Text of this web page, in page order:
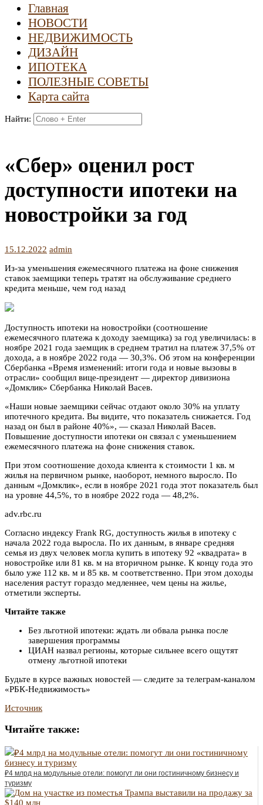
Главная
НОВОСТИ
НЕДВИЖИМОСТЬ
ДИЗАЙН
ИПОТЕКА
ПОЛЕЗНЫЕ СОВЕТЫ
Карта сайта
Найти:
«Сбер» оценил рост
доступности ипотеки на
новостройки за год
15.12.2022 admin
Из-за уменьшения ежемесячного платежа на фоне снижения
ставок заемщики теперь тратят на обслуживание среднего
кредита меньше, чем год назад
Доступность ипотеки на новостройки (соотношение
ежемесячного платежа к доходу заемщика) за год увеличилась: в
ноябре 2021 года заемщик в среднем тратил на платеж 37,5% от
дохода, а в ноябре 2022 года — 30,3%. Об этом на конференции
Сбербанка «Время изменений: итоги года и новые вызовы в
отрасли» сообщил вице-президент — директор дивизиона
«Домклик» Сбербанка Николай Васев.
«Наши новые заемщики сейчас отдают около 30% на уплату
ипотечного кредита. Вы видите, что показатель снижается. Год
назад он был в районе 40%», — сказал Николай Васев.
Повышение доступности ипотеки он связал с уменьшением
ежемесячного платежа на фоне снижения ставок.
При этом соотношение дохода клиента к стоимости 1 кв. м
жилья на первичном рынке, наоборот, немного выросло. По
данным «Домклик», если в ноябре 2021 года этот показатель был
на уровне 44,5%, то в ноябре 2022 года — 48,2%.
adv.rbc.ru
Согласно индексу Frank RG, доступность жилья в ипотеку с
начала 2022 года выросла. По их данным, в январе средняя
семья из двух человек могла купить в ипотеку 92 «квадрата» в
новостройке или 81 кв. м на вторичном рынке. К концу года это
было уже 112 кв. м и 85 кв. м соответственно. При этом доходы
населения растут гораздо медленнее, чем цены на жилье,
отметили эксперты.
Читайте также
Без льготной ипотеки: ждать ли обвала рынка после
завершения программы
ЦИАН назвал регионы, которые сильнее всего ощутят
отмену льготной ипотеки
Будьте в курсе важных новостей — следите за телеграм-каналом
«РБК-Недвижимость»
Источник
Читайте также:
₽4 млрд на модульные отели: помогут ли они гостиничному бизнесу и
туризму